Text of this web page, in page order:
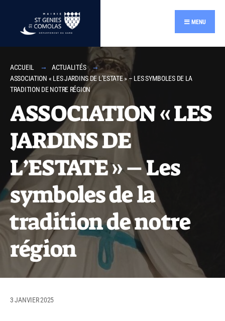
MENU
ACCUEIL
ACTUALITÉS
ASSOCIATION « LES JARDINS DE L’ESTATE » – LES SYMBOLES DE LA
TRADITION DE NOTRE RÉGION
ASSOCIATION « LES
JARDINS DE
L’ESTATE » – Les
symboles de la
tradition de notre
région
3 JANVIER 2025